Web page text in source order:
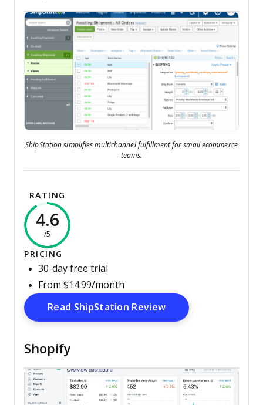
ShipStation simplifies multichannel fulfillment for small ecommerce
teams.
RATING
4.6
/5
PRICING
30-day free trial
From $14.99/month
Read ShipStation ReviewOpens New Window
Shopify